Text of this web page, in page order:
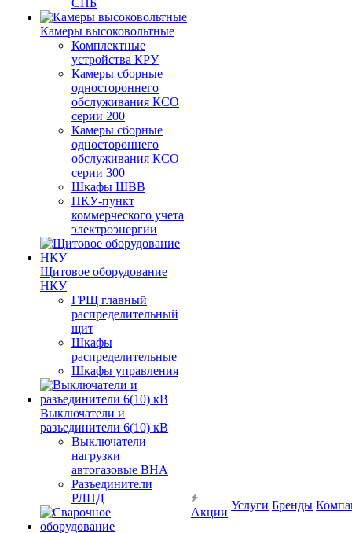
СПБ
Камеры высоковольтные
Комплектные
устройства КРУ
Камеры сборные
одностороннего
обслуживания КСО
серии 200
Камеры сборные
одностороннего
обслуживания КСО
серии 300
Шкафы ШВВ
ПКУ-пункт
коммерческого учета
электроэнергии
Щитовое оборудование
НКУ
ГРЩ главный
распределительный
щит
Шкафы
распределительные
Шкафы управления
Выключатели и
разъединители 6(10) кВ
Выключатели
нагрузки
автогазовые ВНА
Разъединители
РЛНД
Акции
Услуги Бренды